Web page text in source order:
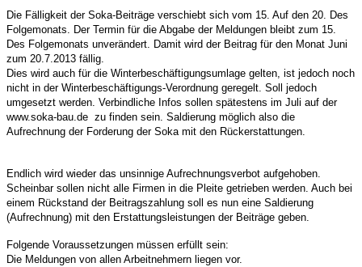
Die Fälligkeit der Soka-Beiträge verschiebt sich vom 15. Auf den 20. Des
Folgemonats. Der Termin für die Abgabe der Meldungen bleibt zum 15.
Des Folgemonats unverändert. Damit wird der Beitrag für den Monat Juni
zum 20.7.2013 fällig.
Dies wird auch für die Winterbeschäftigungsumlage gelten, ist jedoch noch
nicht in der Winterbeschäftigungs-Verordnung geregelt. Soll jedoch
umgesetzt werden. Verbindliche Infos sollen spätestens im Juli auf der
www.soka-bau.de zu finden sein. Saldierung möglich also die
Aufrechnung der Forderung der Soka mit den Rückerstattungen.
Endlich wird wieder das unsinnige Aufrechnungsverbot aufgehoben.
Scheinbar sollen nicht alle Firmen in die Pleite getrieben werden. Auch bei
einem Rückstand der Beitragszahlung soll es nun eine Saldierung
(Aufrechnung) mit den Erstattungsleistungen der Beiträge geben.
Folgende Voraussetzungen müssen erfüllt sein:
Die Meldungen von allen Arbeitnehmern liegen vor.